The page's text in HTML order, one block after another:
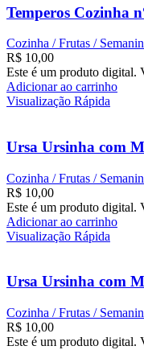
Temperos Cozinha
Cozinha / Frutas /
R$ 10,00
Este é um produto digital.
Adicionar ao carrinho
Visualização Rápida
Ursa Ursinha com
Cozinha / Frutas /
R$ 10,00
Este é um produto digital.
Adicionar ao carrinho
Visualização Rápida
Ursa Ursinha com
Cozinha / Frutas /
R$ 10,00
Este é um produto digital.